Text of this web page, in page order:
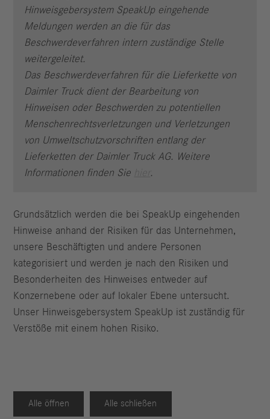
Hinweisgebersystem SpeakUp eingehende
Meldungen werden an die für das
Beschwerdeverfahren intern zuständige Stelle
weitergeleitet.
Das Beschwerdeverfahren für die Lieferkette von
Daimler Truck dient der Bearbeitung von
Hinweisen oder Beschwerden zu potentiellen
Menschenrechtsverletzungen und Verletzungen
von Umweltschutzvorschriften entlang der
Lieferketten der Daimler Truck AG. Weitere
Informationen finden Sie
.
Grundsätzlich werden die bei SpeakUp eingehenden
Hinweise anhand der Risiken für das Unternehmen,
unsere Beschäftigten und andere Personen
kategorisiert und werden je nach den Risiken und
Besonderheiten des Hinweises entweder auf
Konzernebene oder auf lokaler Ebene untersucht.
Unser Hinweisgebersystem SpeakUp ist zuständig für
Verstöße mit einem hohen Risiko.
Alle öffnen Alle schließen